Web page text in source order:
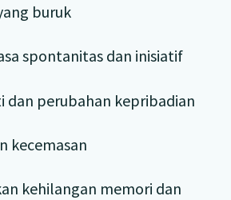
buruk
spontanitas dan inisiatif
dan perubahan kepribadian
kecemasan
kehilangan memori dan